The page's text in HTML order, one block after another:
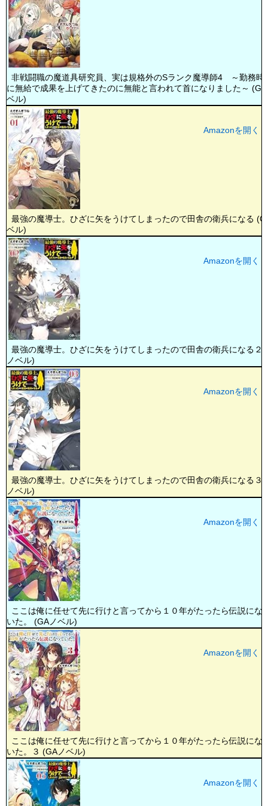
非戦闘職の魔道具研究員、実は規格外のSランク魔導師4 ～勤務時
に無給で成果を上げてきたのに無能と言われて首になりました～
ベル)
最強の魔導士。ひざに矢をうけてしまったので田舎の衛兵になる
ベル)
Amazonを開く
最強の魔導士。ひざに矢をうけてしまったので田舎の衛兵になる２
ノベル)
Amazonを開く
最強の魔導士。ひざに矢をうけてしまったので田舎の衛兵になる３
ノベル)
Amazonを開く
ここは俺に任せて先に行けと言ってから１０年がたったら伝説にな
いた。 (GAノベル)
Amazonを開く
ここは俺に任せて先に行けと言ってから１０年がたったら伝説にな
いた。３ (GAノベル)
Amazonを開く
Amazonを開く